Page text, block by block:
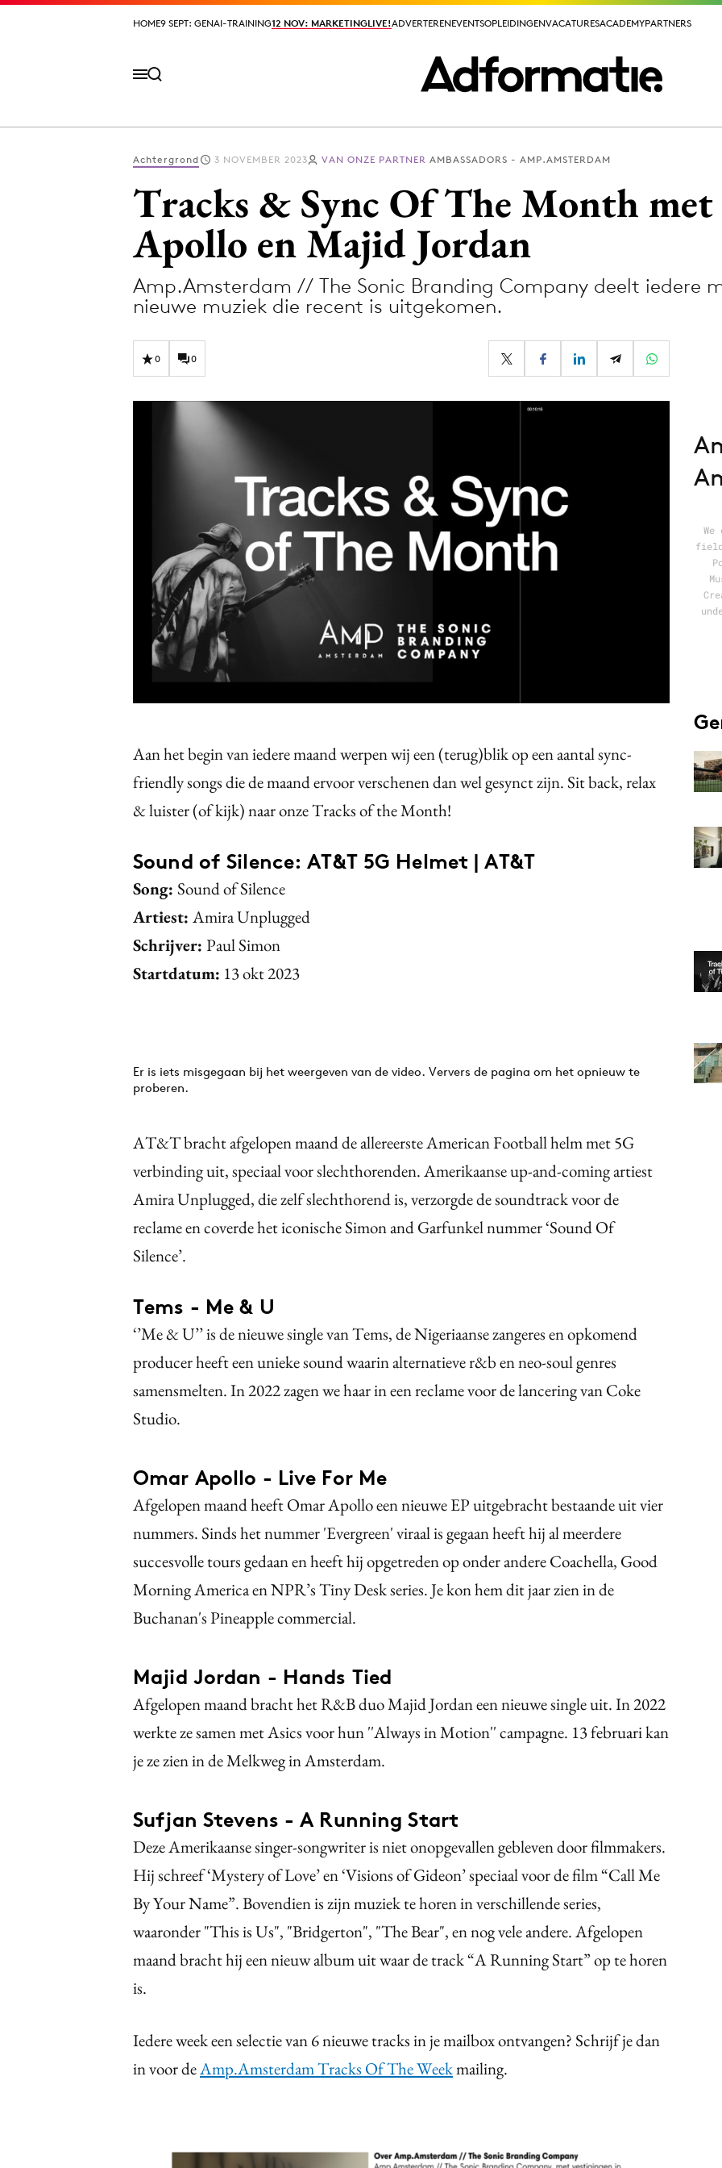
HOME9 SEPT: GENAI-TRAINING12 NOV: MARKETINGLIVE!ADVERTERENEVENTSOPLEIDINGENVACATURESACADEMYPARTNERS
HOME9 SEPT: GENAI-TRAINING12 NOV: MARKETINGLIVE!ADVERTERENEVENTSOPLEIDINGENVACATURESACADEMYPARTNERS
Design
Digital transformation
Media
PR
Programmatic
Achtergrond 3 NOVEMBER 2023 VAN ONZE PARTNER AMBASSADORS - AMP.AMSTERDAM
Tracks & Sync Of The Month met
Apollo en Majid Jordan
Amp.Amsterdam // The Sonic Branding Company deelt iedere
nieuwe muziek die recent is uitgekomen.
0 0
Aan het begin van iedere maand werpen wij een (terug)blik op een aantal sync-
friendly songs die de maand ervoor verschenen dan wel gesynct zijn. Sit back, relax
& luister (of kijk) naar onze Tracks of the Month!
Sound of Silence: AT&T 5G Helmet | AT&T
Song: Sound of Silence
Artiest: Amira Unplugged
Schrijver: Paul Simon
Startdatum: 13 okt 2023
Er is iets misgegaan bij het weergeven van de video. Ververs de pagina om het opnieuw te
proberen.
AT&T bracht afgelopen maand de allereerste American Football helm met 5G
verbinding uit, speciaal voor slechthorenden. Amerikaanse up-and-coming artiest
Amira Unplugged, die zelf slechthorend is, verzorgde de soundtrack voor de
reclame en coverde het iconische Simon and Garfunkel nummer ‘Sound Of
Silence’.
Tems - Me & U
‘’Me & U’’ is de nieuwe single van Tems, de Nigeriaanse zangeres en opkomend
producer heeft een unieke sound waarin alternatieve r&b en neo-soul genres
samensmelten. In 2022 zagen we haar in een reclame voor de lancering van Coke
Studio.
Omar Apollo - Live For Me
Afgelopen maand heeft Omar Apollo een nieuwe EP uitgebracht bestaande uit vier
nummers. Sinds het nummer 'Evergreen' viraal is gegaan heeft hij al meerdere
succesvolle tours gedaan en heeft hij opgetreden op onder andere Coachella, Good
Morning America en NPR’s Tiny Desk series. Je kon hem dit jaar zien in de
Buchanan's Pineapple commercial.
Majid Jordan - Hands Tied
Afgelopen maand bracht het R&B duo Majid Jordan een nieuwe single uit. In 2022
werkte ze samen met Asics voor hun ''Always in Motion''campagne. 13 februari kan
je ze zien in de Melkweg in Amsterdam.
Sufjan Stevens - A Running Start
Deze Amerikaanse singer-songwriter is niet onopgevallen gebleven door filmmakers.
Hij schreef ‘Mystery of Love’ en ‘Visions of Gideon’ speciaal voor de film “Call Me
By Your Name”. Bovendien is zijn muziek te horen in verschillende series,
waaronder "This is Us", "Bridgerton", "The Bear", en nog vele andere. Afgelopen
maand bracht hij een nieuw album uit waar de track “A Running Start” op te horen
is.
Iedere week een selectie van 6 nieuwe tracks in je mailbox ontvangen? Schrijf je dan
in voor deAmp.Amsterdam Tracks Of The Weekmailing.